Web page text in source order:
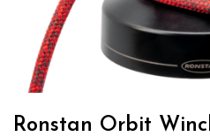
Ronstan Orbit